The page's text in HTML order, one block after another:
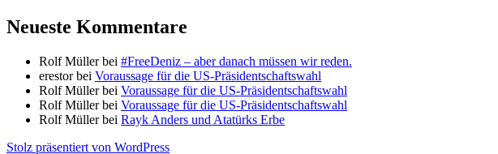
Neueste Kommentare
Rolf Müllerbei #FreeDeniz – aber danach müssen wir reden.
erestorbei Voraussage für die US-Präsidentschaftswahl
Rolf Müllerbei Voraussage für die US-Präsidentschaftswahl
Rolf Müllerbei Voraussage für die US-Präsidentschaftswahl
Rolf Müllerbei Rayk Anders und Atatürks Erbe
Stolz präsentiert von WordPress